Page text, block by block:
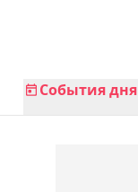
События дня